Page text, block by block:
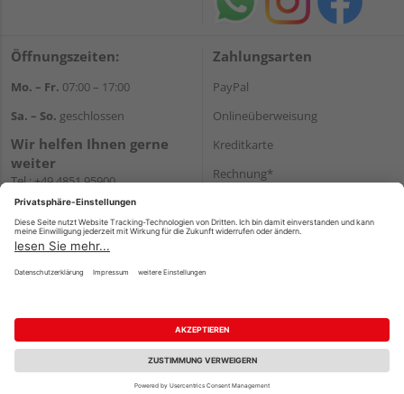
Öffnungszeiten:
Mo. – Fr. 07:00 – 17:00
Sa. – So. geschlossen
Wir helfen Ihnen gerne
weiter
Tel.:+49 4851 95900
E-Mail:info@holzland-
WhatsApp
Zahlungsarten
PayPal
Onlineüberweisung
Kreditkarte
Rechnung*
Versand
Impressum AGB Widerruf
Datenschutz
Reservierungsbedingungen
Vertrag widerrufen